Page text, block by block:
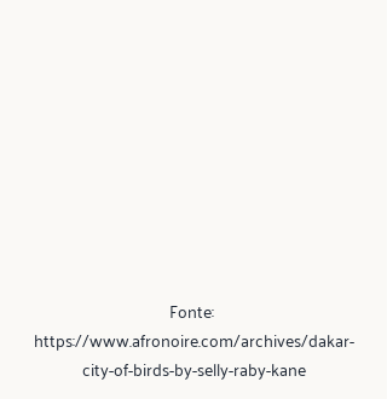
Fonte:
https://www.afronoire.com/archives/dakar-
city-of-birds-by-selly-raby-kane